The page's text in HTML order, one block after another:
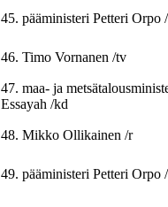
45. pääministeri Petteri Orpo /
46. Timo Vornanen /tv
47. maa- ja
Essayah /kd
48. Mikko Ollikainen /r
49. pääministeri Petteri Orpo /